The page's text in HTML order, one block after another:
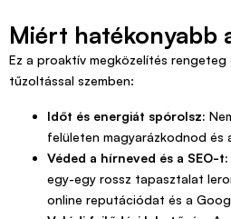
Miért hatékonyabb
Ez a proaktív megközelítés rengeteg
tűzoltással szemben:
Időt és energiát spórolsz:
felületen magyarázkodnod és
Véded a hírneved és a SEO-t:
egy-egy rossz tapasztalat
online reputációdat és a